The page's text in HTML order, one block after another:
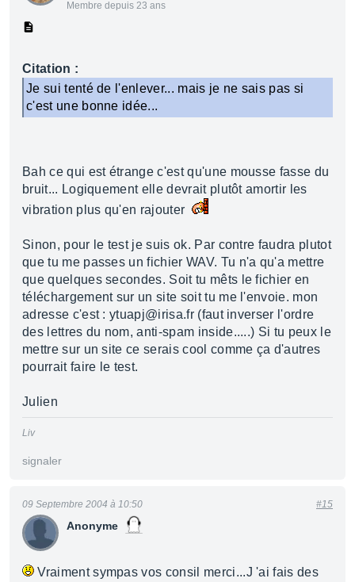
Membre depuis 23 ans
Citation :
Je sui tenté de l'enlever... mais je ne sais pas si
c'est une bonne idée...
Bah ce qui est étrange c'est qu'une mousse fasse du
bruit... Logiquement elle devrait plutôt amortir les
vibration plus qu'en rajouter
Sinon, pour le test je suis ok. Par contre faudra plutot
que tu me passes un fichier WAV. Tu n'a qu'a mettre
que quelques secondes. Soit tu mêts le fichier en
téléchargement sur un site soit tu me l'envoie. mon
adresse c'est : ytuapj@irisa.fr (faut inverser l'ordre
des lettres du nom, anti-spam inside.....) Si tu peux le
mettre sur un site ce serais cool comme ça d'autres
pourrait faire le test.
Julien
Liv
signaler
Anonyme
09 Septembre 2004 à 10:50 #15
Vraiment sympas vos consil merci...J 'ai fais des